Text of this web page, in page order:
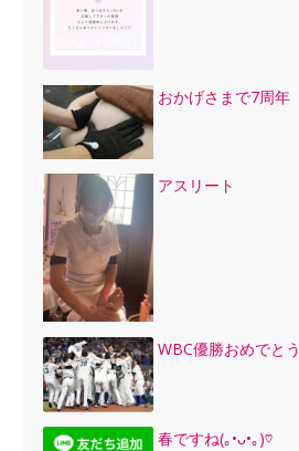
おかげさまで7周年
アスリート
WBC優勝おめでとう
春ですね(｡•ᴗ•｡)♡